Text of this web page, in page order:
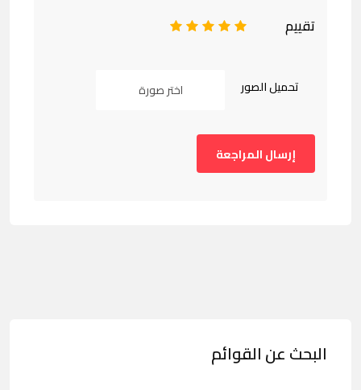
تقييم 5
4
3
2
تحميل الصور اختر صورة
البحث عن القوائم